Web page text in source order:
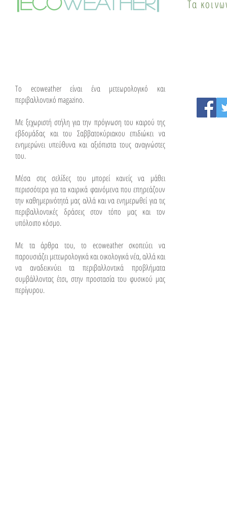
λύσεις
Τα
To ecoweather είναι ένα μετεωρολογικό και
περιβαλλοντικό magazino.
Με ξεχωριστή στήλη για την πρόγνωση του καιρού της
εβδομάδας και του Σαββατοκύριακου επιδιώκει να
ενημερώνει υπεύθυνα και αξιόπιστα τους αναγνώστες
του.
Μέσα στις σελίδες του μπορεί κανείς να μάθει
περισσότερα για τα καιρικά φαινόμενα που επηρεάζουν
την καθημερινότητά μας αλλά και να ενημερωθεί για τις
περιβαλλοντικές δράσεις στον τόπο μας και τον
υπόλοιπο κόσμο.
Με τα άρθρα του, το ecoweather σκοπεύει να
παρουσιάζει μετεωρολογικά και οικολογικά νέα, αλλά και
να αναδεικνύει τα περιβαλλοντικά προβλήματα
συμβάλλοντας έτσι, στην προστασία του φυσικού μας
περίγυρου.